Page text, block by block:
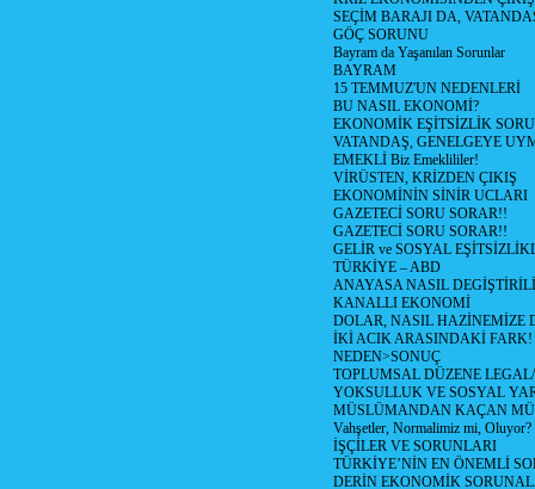
SEÇİM BARAJI DA,
GÖÇ SORUNU
Bayram da Yaşanılan Sorunlar
BAYRAM
15 TEMMUZ'UN NEDENLERİ
BU NASIL EKONOMİ?
EKONOMİK EŞİTSİZLİK
VATANDAŞ, GENELGEYE
EMEKLİ Biz Emeklililer!
VİRÜSTEN, KRİZDEN ÇIKIŞ
EKONOMİNİN SİNİR UCLARI
GAZETECİ SORU SORAR!!
GAZETECİ SORU SORAR!!
GELİR ve SOSYAL
TÜRKİYE – ABD
ANAYASA NASIL
KANALLI EKONOMİ
DOLAR, NASIL HAZİNEMİZE
İKİ ACIK ARASINDAKİ FARK!
NEDEN>SONUÇ
TOPLUMSAL DÜZENE
YOKSULLUK VE SOSYAL
MÜSLÜMANDAN KAÇAN
Vahşetler, Normalimiz mi, Oluyor?
İŞÇİLER VE SORUNLARI
TÜRKİYE’NİN EN ÖNEMLİ
DERİN EKONOMİK